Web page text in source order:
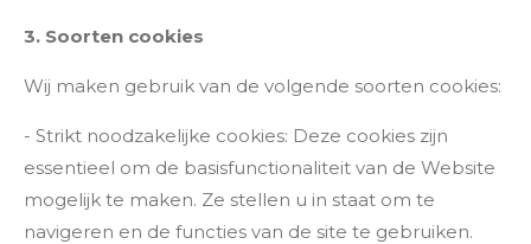
3. Soorten cookies
Wij maken gebruik van de volgende soorten cookies:
- Strikt noodzakelijke cookies: Deze cookies zijn
essentieel om de basisfunctionaliteit van de Website
mogelijk te maken. Ze stellen u in staat om te
navigeren en de functies van de site te gebruiken.